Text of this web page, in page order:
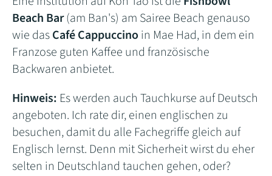
Beach Bar(am Ban's) am Sairee Beach genauso
wie dasCafé Cappuccinoin Mae Had, in dem ein
Franzose guten Kaffee und französische
Backwaren anbietet.
Hinweis: Es werden auch Tauchkurse auf Deutsch
angeboten. Ich rate dir, einen englischen zu
besuchen, damit du alle Fachegriffe gleich auf
Englisch lernst. Denn mit Sicherheit wirst du eher
selten in Deutschland tauchen gehen, oder?